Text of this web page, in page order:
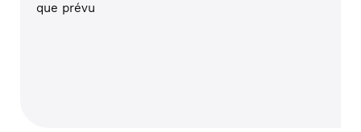
que prévu